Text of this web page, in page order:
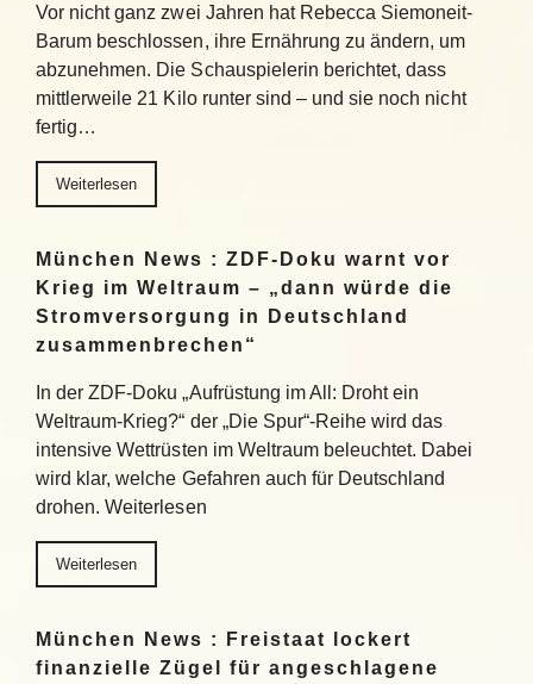
Vor nicht ganz zwei Jahren hat Rebecca Siemoneit-
Barum beschlossen, ihre Ernährung zu ändern, um
abzunehmen. Die Schauspielerin berichtet, dass
mittlerweile 21 Kilo runter sind – und sie noch nicht
fertig…
Weiterlesen
München News : ZDF-Doku warnt vor
Krieg im Weltraum – „dann würde die
Stromversorgung in Deutschland
zusammenbrechen“
In der ZDF-Doku „Aufrüstung im All: Droht ein
Weltraum-Krieg?“ der „Die Spur“-Reihe wird das
intensive Wettrüsten im Weltraum beleuchtet. Dabei
wird klar, welche Gefahren auch für Deutschland
drohen. Weiterlesen
Weiterlesen
München News : Freistaat lockert
finanzielle Zügel für angeschlagene